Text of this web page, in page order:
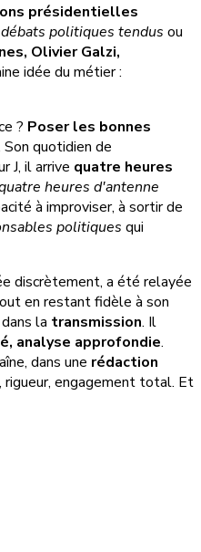
présidentielles
débats politiques tendus ou
Olivier Galzi,
idée du métier :
? Poser les bonnes
quotidien de
J, il arrive quatre heures
heures d'antenne
à improviser, à sortir de
politiques qui
discrètement, a été relayée
en restant fidèle à son
la transmission. Il
analyse approfondie.
dans une rédaction
rigueur, engagement total. Et